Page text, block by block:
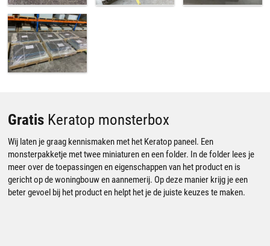
Gratis Keratop monsterbox
Wij laten je graag kennismaken met het Keratop paneel. Een
monsterpakketje met twee miniaturen en een folder. In de folder lees je
meer over de toepassingen en eigenschappen van het product en is
gericht op de woningbouw en aannemerij. Op deze manier krijg je een
beter gevoel bij het product en helpt het je de juiste keuzes te maken.